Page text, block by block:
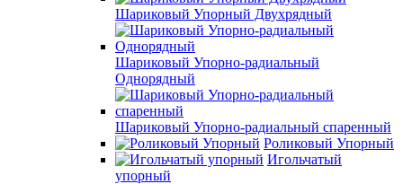
Шариковый Упорный Двухрядный
Шариковый Упорно-радиальный
Однорядный
Шариковый Упорно-радиальный спаренный
Роликовый Упорный
Игольчатый
упорный